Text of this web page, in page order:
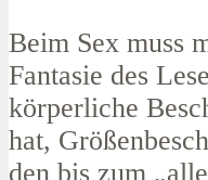
Beim Sex muss
Fantasie des
körperliche
hat,
den bis zum